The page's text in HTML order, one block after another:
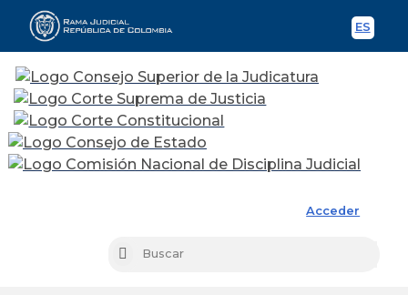
ES
Acceder
Buscar